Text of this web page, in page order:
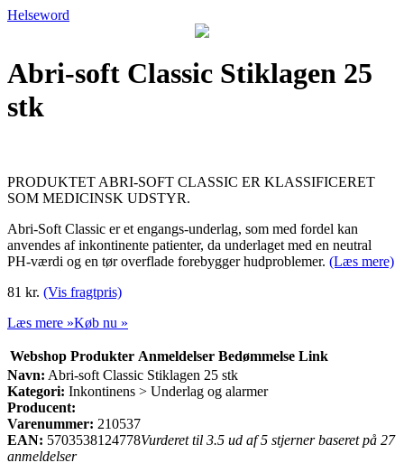
Helseword
Abri-soft Classic Stiklagen 25
stk
PRODUKTET ABRI-SOFT CLASSIC ER KLASSIFICERET
SOM MEDICINSK UDSTYR.
Abri-Soft Classic er et engangs-underlag, som med fordel kan
anvendes af inkontinente patienter, da underlaget med en neutral
PH-værdi og en tør overflade forebygger hudproblemer. (Læs mere)
81 kr. (Vis fragtpris)
Læs mere »Køb nu »
Webshop Produkter Anmeldelser Bedømmelse Link
Navn: Abri-soft Classic Stiklagen 25 stk
Kategori: Inkontinens > Underlag og alarmer
Producent:
Varenummer: 210537
EAN: 5703538124778Vurderet til 3.5 ud af 5 stjerner baseret på 27
anmeldelser